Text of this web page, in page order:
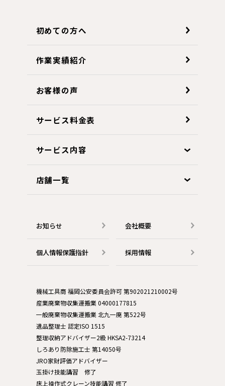
初めての方へ
作業実績紹介
お客様の声
サービス料金表
サービス内容
店舗一覧
お知らせ 会社概要
個人情報保護指針 採用情報
機械工具商 福岡公安委員会許可 第902021210002号
産業廃棄物収集運搬業 04000177815
一般廃棄物収集運搬業 北九一廃 第522号
遺品整理士 認定ISO 1515
整理収納アドバイザー2級 HKSA2-73214
しろあり防除施工士 第14050号
JRO家財評価アドバイザー
玉掛け技能講習 修了
床上操作式クレーン技能講習 修了